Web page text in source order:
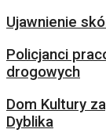
Ujawnienie
Policjanci
drogowych
Dom Kultury
Dyblika